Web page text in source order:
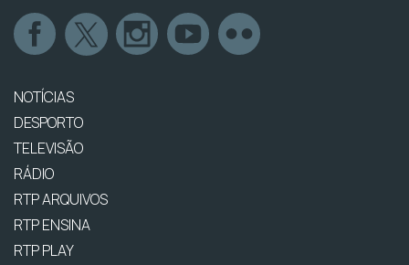
NOTÍCIAS
DESPORTO
TELEVISÃO
RÁDIO
RTP ARQUIVOS
RTP ENSINA
RTP PLAY